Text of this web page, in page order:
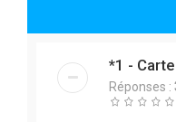
*1 -
Réponses :